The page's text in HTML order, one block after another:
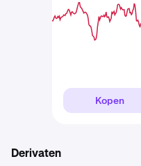
Kopen
Derivaten